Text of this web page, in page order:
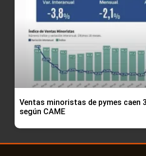
Ventas minoristas de pymes caen
según CAME